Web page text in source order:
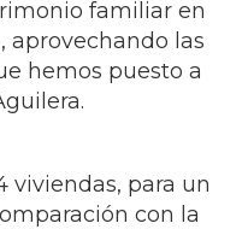
familiar en
aprovechando las
hemos puesto a
viviendas, para un
con la